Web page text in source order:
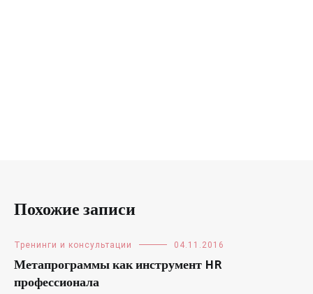
Похожие записи
Тренинги и консультации 04.11.2016
Метапрограммы как инструмент HR
профессионала